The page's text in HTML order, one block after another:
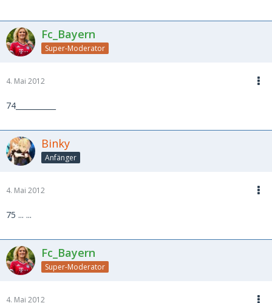
Fc_Bayern
Super-Moderator
4. Mai 2012
74___________
Binky
Anfänger
4. Mai 2012
75 ... ...
Fc_Bayern
Super-Moderator
4. Mai 2012